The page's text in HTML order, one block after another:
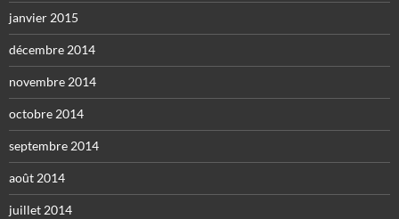
janvier 2015
décembre 2014
novembre 2014
octobre 2014
septembre 2014
août 2014
juillet 2014